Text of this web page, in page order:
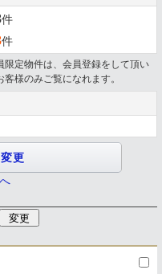
件
件
限定物件は、会員登録をして頂い
客様のみご覧になれます。